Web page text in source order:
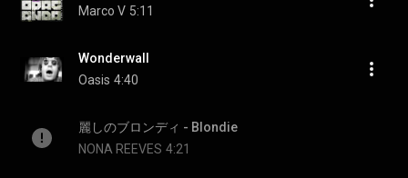
Marco V 5:11
Wonderwall
Oasis 4:40
麗しのブロンディ - Blondie
NONA REEVES 4:21